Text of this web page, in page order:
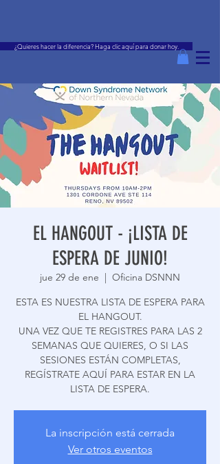
¿Quieres hacer la diferencia? Haga clic aquí para donar hoy.
EL HANGOUT - ¡LISTA DE
ESPERA DE JUNIO!
jue 29 de ene
  |
Oficina DSNNN
ESTA ES NUESTRA LISTA DE ESPERA PARA
EL HANGOUT.
UNA VEZ QUE TE REGISTRES PARA LAS 2
SEMANAS QUE QUIERES, O SI LAS
SESIONES ESTÁN COMPLETAS,
REGÍSTRATE AQUÍ PARA ESTAR EN LA
LISTA DE ESPERA.
La inscripción está cerrada
Ver otros eventos